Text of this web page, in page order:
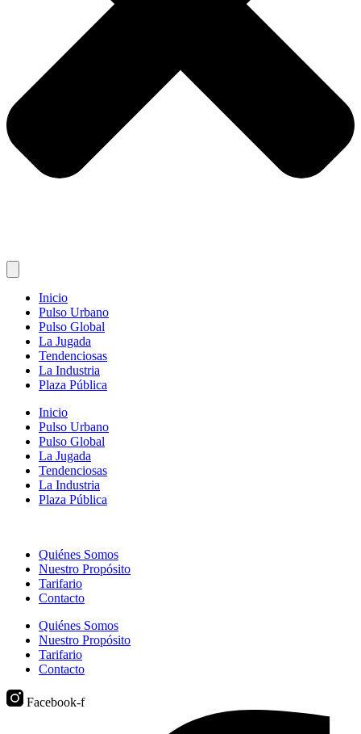
Inicio
Pulso Urbano
Pulso Global
La Jugada
Tendenciosas
La Industria
Plaza Pública
Inicio
Pulso Urbano
Pulso Global
La Jugada
Tendenciosas
La Industria
Plaza Pública
Quiénes Somos
Nuestro Propósito
Tarifario
Contacto
Quiénes Somos
Nuestro Propósito
Tarifario
Contacto
Facebook-f